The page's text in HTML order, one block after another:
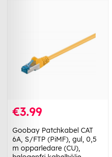
€3.99
Goobay Patchkabel CAT
6A, S/FTP (PiMF), gul, 0,5
m opparledare (CU),